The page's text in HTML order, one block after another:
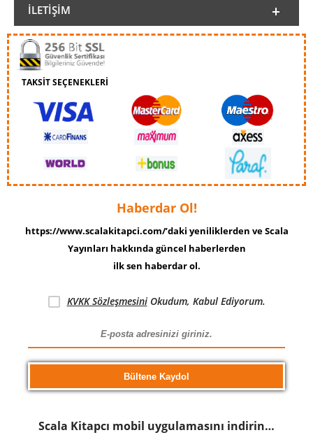
İLETIŞIM
TAKSİT SEÇENEKLERİ
Haberdar Ol!
https://www.scalakitapci.com/’daki yeniliklerden ve Scala
Yayınları hakkında güncel haberlerden
ilk sen haberdar ol.
KVKK SözleşmesiniOkudum, Kabul Ediyorum.
Scala Kitapcı mobil uygulamasını indirin…